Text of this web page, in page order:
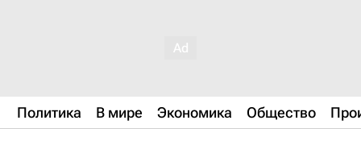
Политика В мире Экономика Общество